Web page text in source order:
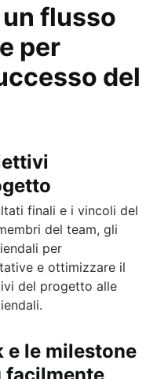
flusso
per
del
finali e i vincoli del
del team, gli
per
e ottimizzare il
del progetto alle
e le milestone
facilmente